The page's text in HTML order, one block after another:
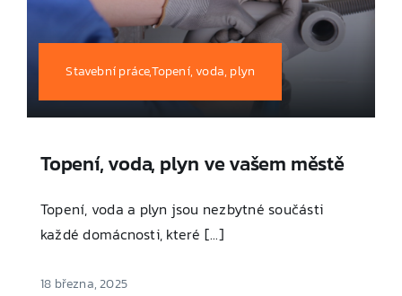
Stavební práce,Topení, voda, plyn
Topení, voda, plyn ve vašem městě
Topení, voda a plyn jsou nezbytné součásti
každé domácnosti, které [...]
18 března, 2025